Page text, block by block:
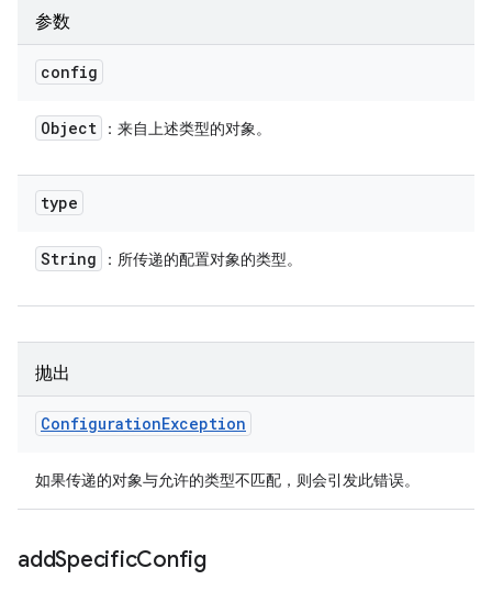
参数
config
Object ：来自上述类型的对象。
type
String ：所传递的配置对象的类型。
抛出
ConfigurationException
如果传递的对象与允许的类型不匹配，则会引发此错误。
addSpecificConfig